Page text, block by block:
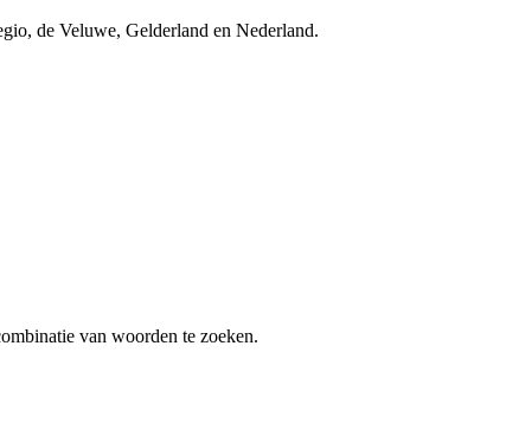
de Veluwe, Gelderland en Nederland.
van woorden te zoeken.